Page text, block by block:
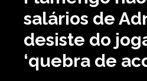
salários de
desiste do
‘quebra de